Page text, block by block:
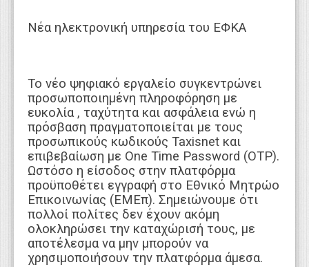
Νέα ηλεκτρονική υπηρεσία του ΕΦΚΑ
Το νέο ψηφιακό εργαλείο συγκεντρώνει
προσωποποιημένη πληροφόρηση με
ευκολία , ταχύτητα και ασφάλεια ενώ η
πρόσβαση πραγματοποιείται με τους
προσωπικούς κωδικούς Taxisnet και
επιβεβαίωση με One Time Password (OTP).
Ωστόσο η είσοδος στην πλατφόρμα
προϋποθέτει εγγραφή στο Εθνικό Μητρώο
Επικοινωνίας (ΕΜΕπ). Σημειώνουμε ότι
πολλοί πολίτες δεν έχουν ακόμη
ολοκληρώσει την καταχώρισή τους, με
αποτέλεσμα να μην μπορούν να
χρησιμοποιήσουν την πλατφόρμα άμεσα.